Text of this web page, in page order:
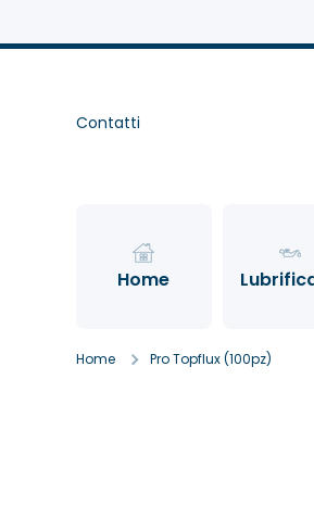
Contatti
Home
Home Pro Topflux (100pz)